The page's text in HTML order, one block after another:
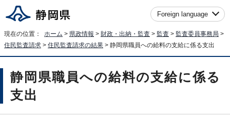
Foreign language
現在の位置： ホーム > 県政情報 > 財政・出納・監査 > 監査 > 監査委員事務局 >
住民監査請求 > 住民監査請求の結果 > 静岡県職員への給料の支給に係る支出
静岡県職員への給料の支給に係る
支出